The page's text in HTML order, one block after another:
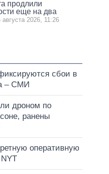
продлили
еще на два
августа 2026, 11:26
сбои в
– СМИ
дроном по
ранены
оперативную